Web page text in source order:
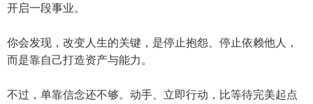
开启一段事业。
你会发现，改变人生的关键，是停止抱怨、停止依赖他人，
而是靠自己打造资产与能力。
不过，单靠信念还不够。动手、立即行动，比等待完美起点